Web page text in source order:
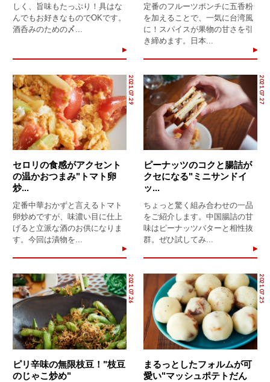
しく、旨味もたっぷり！具はな
んでもお好きなものでOKです。
酒呑みのための〆...
定番のフルーツポンチに五香粉
を加えることで、一気に台湾風
に！スパイスが果物の甘さを引
き締めます。日本...
2021.07.29
セロリの食感がアクセント
の温かおつまみ"トマト卵
炒...
定番中華おかずと言えるトマト
卵炒めですが、味濃い目に仕上
げると立派な酒のお供になりま
す。今回は漬物を...
2021.07.27
ピーナッツのコクと腸詰が
クセになる"ミニサンドイ
ッ...
ちょっと驚く組み合わせの一品
をご紹介します。中国腸詰の甘
味はピーナッツバターと相性抜
群。ぜひ試してみ...
2021.07.26
ピリ辛味の無限枝豆！"枝豆
のじゃこ炒め"
2021.07.25
まるっとしたフォルムが可
愛い"マッシュポテトだん